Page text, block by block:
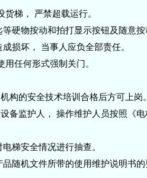
梯， 严禁超载运行。
硬物按动和拍打显示按钮及随意按
损坏， 当事人应负全部责任。
任何形式强制关门。
构的安全技术培训合格后方可上岗。
监护人， 操作维护人员按照《电
梯安全情况进行抽查。
随机文件所带的使用维护说明书的